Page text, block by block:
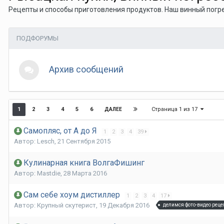
Рецепты и способы приготовления продуктов. Наш винный
ПОДФОРУМЫ
Архив сообщений
1 2 3 4 5 6 ДАЛЕЕ Страница 1 из 17
Самопляс, от А до Я 1 2 3 4 39
Автор: Lesch, 21 Сентября 2015
Кулинарная книга ВолгаФишинг
Автор: Mastdie, 28 Марта 2016
Сам себе хоум дистиллер 1 2 3 4 17
Автор: Крупный скутерист, 19 Декабря 2016 делимся фото-видео